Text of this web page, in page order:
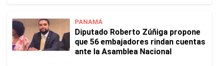
PANAMÁ
Diputado Roberto Zúñiga propone
que 56 embajadores rindan cuentas
ante la Asamblea Nacional